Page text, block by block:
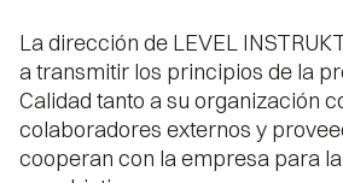
La dirección de LEVEL
a transmitir los principios de la
Calidad tanto a su organización
colaboradores externos y
cooperan con la empresa para